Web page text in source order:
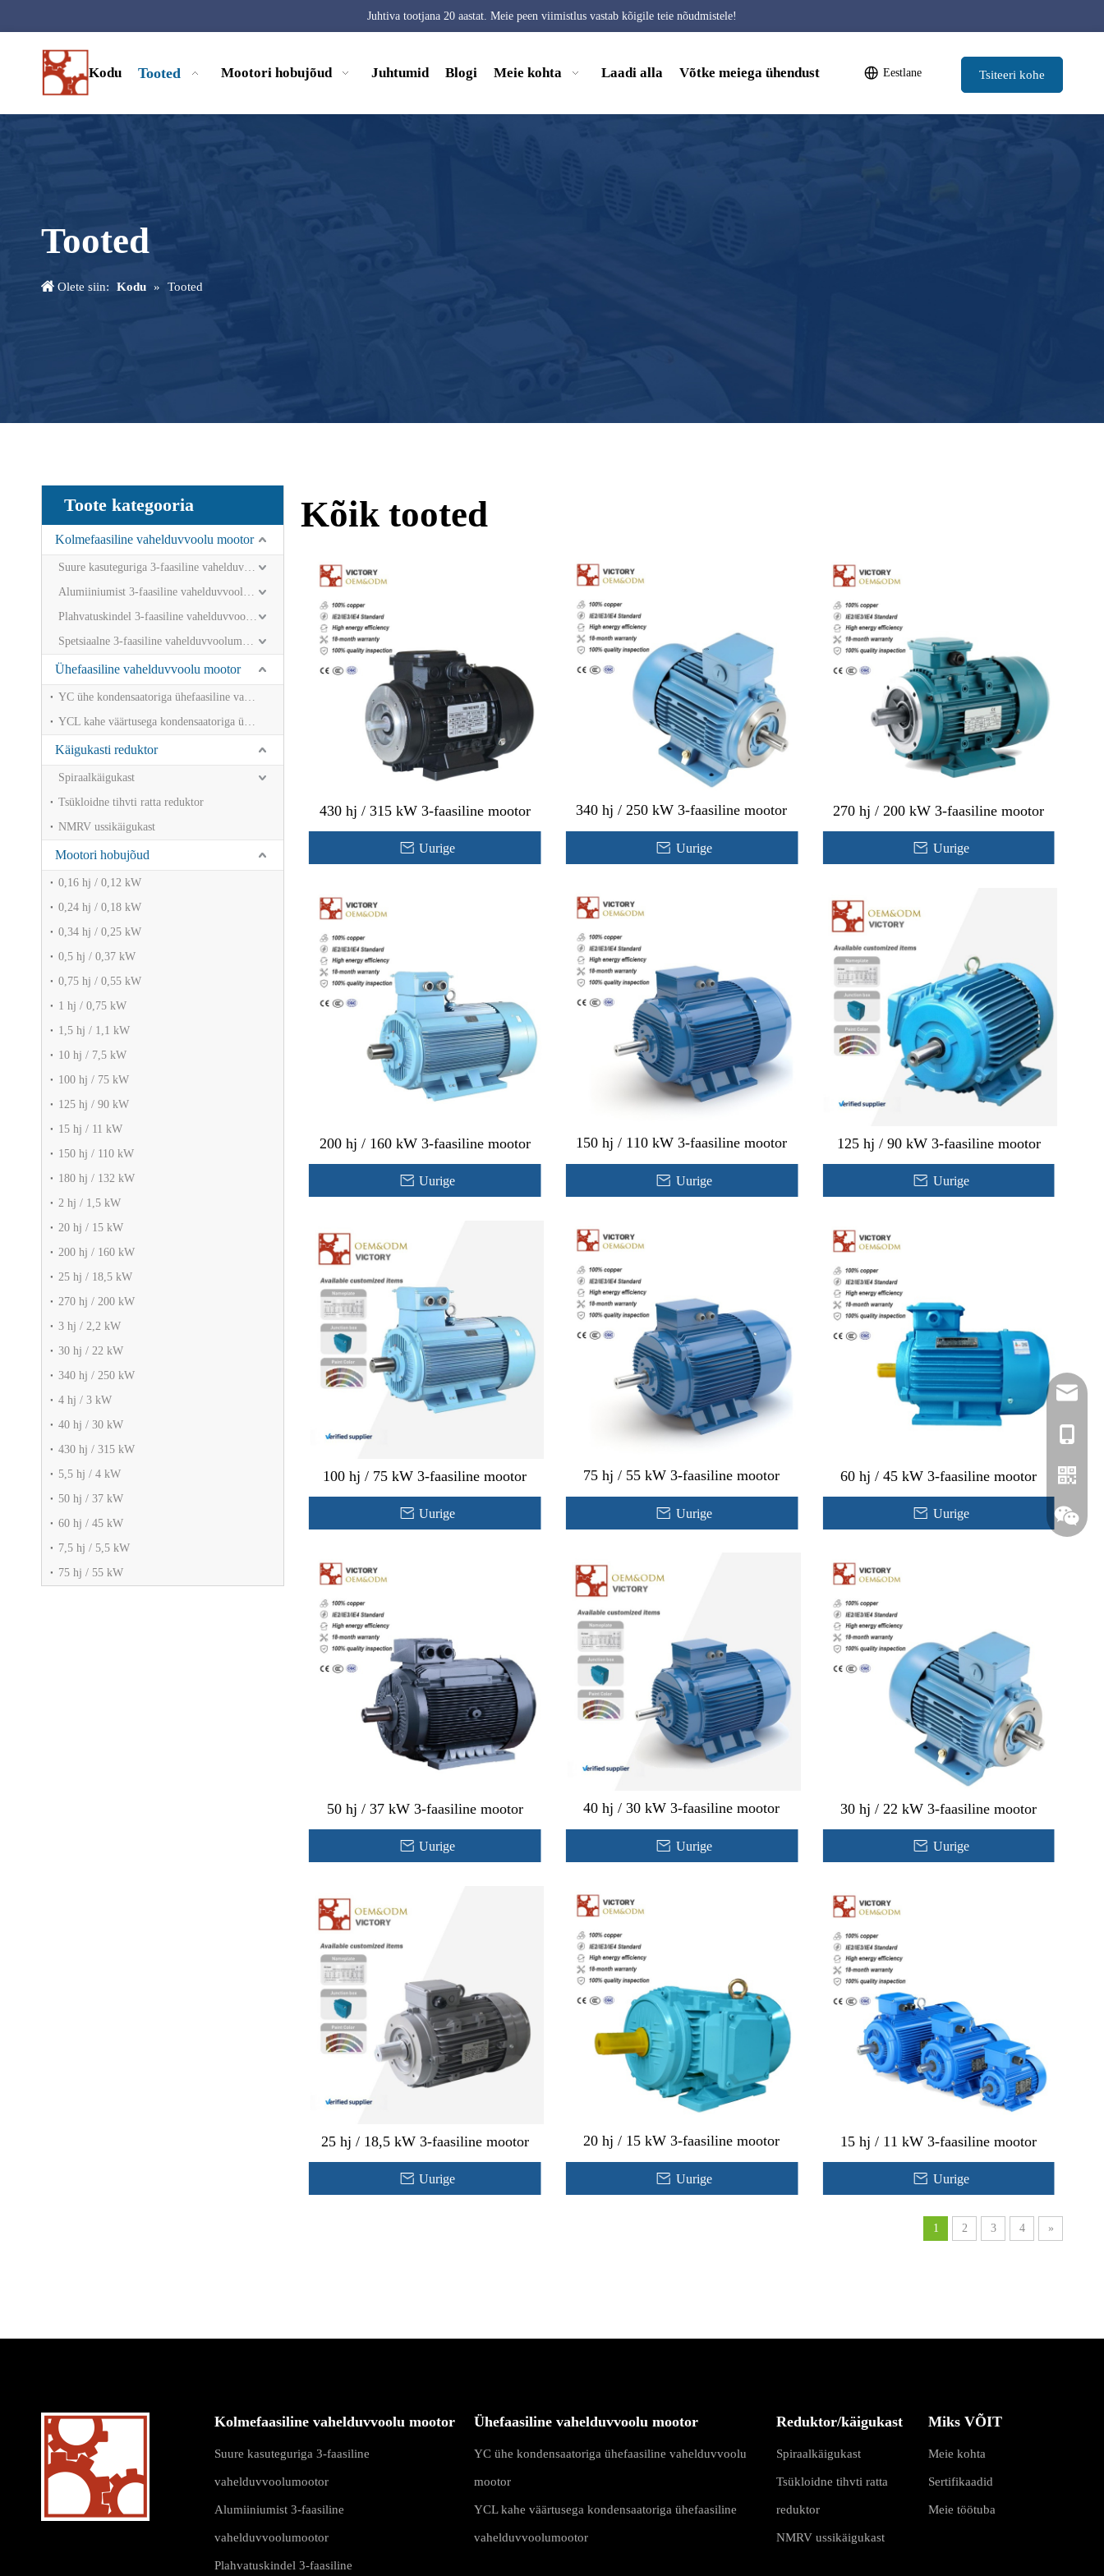
Juhtiva tootjana 20 aastat. Meie peen viimistlus vastab kõigile teie nõudmistele!
Kodu Tooted Mootori hobujõud Juhtumid Blogi Meie kohta Laadi alla Võtke meiega ühendust Eestlane Tsiteeri kohe
Tooted
Olete siin: Kodu » Tooted
Toote kategooria
Kolmefaasiline vahelduvvoolu mootor
Suure kasuteguriga 3-faasiline vahelduvvoolumootor
Alumiiniumist 3-faasiline vahelduvvoolumootor
Plahvatuskindel 3-faasiline vahelduvvoolumootor
Spetsiaalne 3-faasiline vahelduvvoolumootor
Ühefaasiline vahelduvvoolu mootor
YC ühe kondensaatoriga ühefaasiline vahelduvvoolu mootor
YCL kahe väärtusega kondensaatoriga ühefaasiline vahelduvvoolumootor
Käigukasti reduktor
Spiraalkäigukast
Tsükloidne tihvti ratta reduktor
NMRV ussikäigukast
Mootori hobujõud
0,16 hj / 0,12 kW
0,24 hj / 0,18 kW
0,34 hj / 0,25 kW
0,5 hj / 0,37 kW
0,75 hj / 0,55 kW
1 hj / 0,75 kW
1,5 hj / 1,1 kW
10 hj / 7,5 kW
100 hj / 75 kW
125 hj / 90 kW
15 hj / 11 kW
150 hj / 110 kW
180 hj / 132 kW
2 hj / 1,5 kW
20 hj / 15 kW
200 hj / 160 kW
25 hj / 18,5 kW
270 hj / 200 kW
3 hj / 2,2 kW
30 hj / 22 kW
340 hj / 250 kW
4 hj / 3 kW
40 hj / 30 kW
430 hj / 315 kW
5,5 hj / 4 kW
50 hj / 37 kW
60 hj / 45 kW
7,5 hj / 5,5 kW
75 hj / 55 kW
Kõik tooted
430 hj / 315 kW 3-faasiline mootor
Uurige
340 hj / 250 kW 3-faasiline mootor
Uurige
270 hj / 200 kW 3-faasiline mootor
Uurige
200 hj / 160 kW 3-faasiline mootor
Uurige
150 hj / 110 kW 3-faasiline mootor
Uurige
125 hj / 90 kW 3-faasiline mootor
Uurige
100 hj / 75 kW 3-faasiline mootor
Uurige
75 hj / 55 kW 3-faasiline mootor
Uurige
60 hj / 45 kW 3-faasiline mootor
Uurige
50 hj / 37 kW 3-faasiline mootor
Uurige
40 hj / 30 kW 3-faasiline mootor
Uurige
30 hj / 22 kW 3-faasiline mootor
Uurige
25 hj / 18,5 kW 3-faasiline mootor
Uurige
20 hj / 15 kW 3-faasiline mootor
Uurige
15 hj / 11 kW 3-faasiline mootor
Uurige
1 2 3 4 »
Kolmefaasiline vahelduvvoolu mootor
Suure kasuteguriga 3-faasiline
vahelduvvoolumootor
Alumiiniumist 3-faasiline
vahelduvvoolumootor
Plahvatuskindel 3-faasiline
Ühefaasiline vahelduvvoolu mootor
YC ühe kondensaatoriga ühefaasiline vahelduvvoolu
mootor
YCL kahe väärtusega kondensaatoriga ühefaasiline
vahelduvvoolumootor
Reduktor/käigukast
Spiraalkäigukast
Tsükloidne tihvti ratta
reduktor
NMRV ussikäigukast
Miks VÕIT
Meie kohta
Sertifikaadid
Meie töötuba